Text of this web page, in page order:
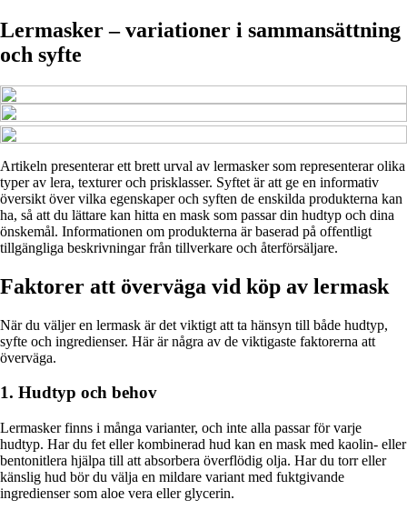
Lermasker – variationer i sammansättning
och syfte
Artikeln presenterar ett brett urval av lermasker som representerar olika
typer av lera, texturer och prisklasser. Syftet är att ge en informativ
översikt över vilka egenskaper och syften de enskilda produkterna kan
ha, så att du lättare kan hitta en mask som passar din hudtyp och dina
önskemål. Informationen om produkterna är baserad på offentligt
tillgängliga beskrivningar från tillverkare och återförsäljare.
Faktorer att överväga vid köp av lermask
När du väljer en lermask är det viktigt att ta hänsyn till både hudtyp,
syfte och ingredienser. Här är några av de viktigaste faktorerna att
överväga.
1. Hudtyp och behov
Lermasker finns i många varianter, och inte alla passar för varje
hudtyp. Har du fet eller kombinerad hud kan en mask med kaolin- eller
bentonitlera hjälpa till att absorbera överflödig olja. Har du torr eller
känslig hud bör du välja en mildare variant med fuktgivande
ingredienser som aloe vera eller glycerin.